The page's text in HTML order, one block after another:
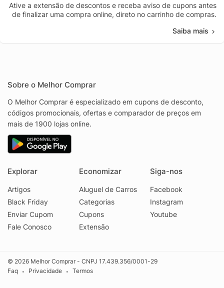
Ative a extensão de descontos e receba aviso de cupons antes
de finalizar uma compra online, direto no carrinho de compras.
Saiba mais
Sobre o Melhor Comprar
O Melhor Comprar é especializado em cupons de desconto,
códigos promocionais, ofertas e comparador de preços em
mais de 1900 lojas online.
Explorar
Artigos
Black Friday
Enviar Cupom
Fale Conosco
Economizar
Aluguel de Carros
Categorias
Cupons
Extensão
Siga-nos
Facebook
Instagram
Youtube
© 2026 Melhor Comprar - CNPJ 17.439.356/0001-29
Faq
• Privacidade • Termos